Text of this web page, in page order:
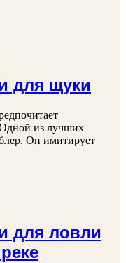
для щуки
из лучших
Он имитирует
для ловли